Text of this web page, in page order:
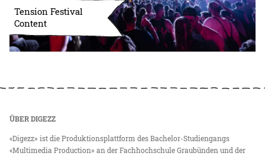
Tension Festival
Content
ÜBER DIGEZZ
«Digezz» ist die Produktionsplattform des Bachelor-Studiengangs
«Multimedia Production» an der Fachhochschule Graubünden und der